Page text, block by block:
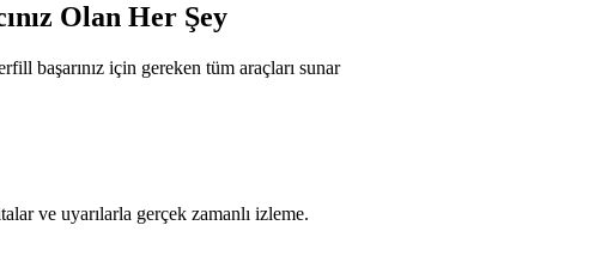
Olan Her Şey
başarınız için gereken tüm araçları sunar
ve uyarılarla gerçek zamanlı izleme.